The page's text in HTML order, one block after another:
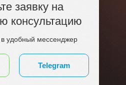
заявку на
консультацию
удобный мессенджер
Telegram